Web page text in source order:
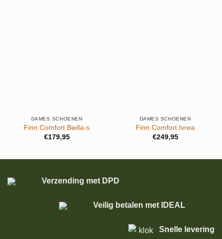
DAMES SCHOENEN
Finn Comfort Biella-s
€179,95
DAMES SCHOENEN
Finn Comfort Ivrea
€249,95
Verzending met DPD
Veilig betalen met IDEAL
Snelle levering